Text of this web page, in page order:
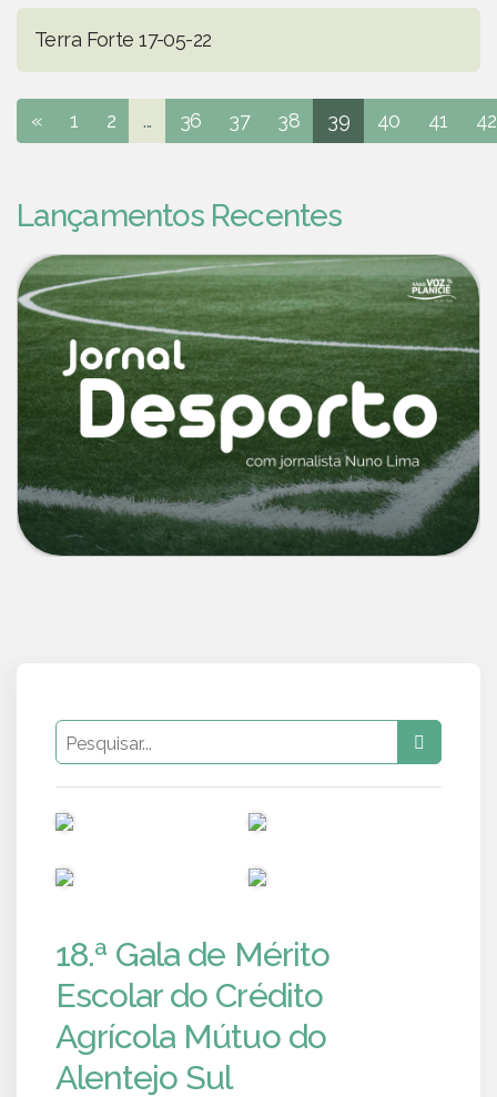
Terra Forte 17-05-22
« 1 2 ... 36 37 38 39 40 41 42
Lançamentos Recentes
18.ª Gala de Mérito
Escolar do Crédito
Agrícola Mútuo do
Alentejo Sul